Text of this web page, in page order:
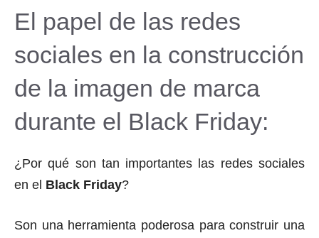
El papel de las redes
sociales en la construcción
de la imagen de marca
durante el Black Friday:
¿Por qué son tan importantes las redes sociales
en el Black Friday?
Son una herramienta poderosa para construir una